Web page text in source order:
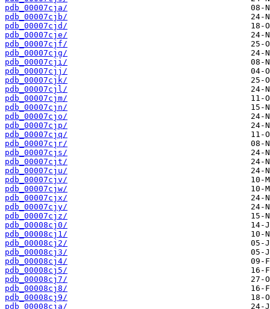
pdb_00007cja/
pdb_00007cjb/
pdb_00007cjd/
pdb_00007cje/
pdb_00007cjf/
pdb_00007cjg/
pdb_00007cji/
pdb_00007cjj/
pdb_00007cjk/
pdb_00007cjl/
pdb_00007cjm/
pdb_00007cjn/
pdb_00007cjo/
pdb_00007cjp/
pdb_00007cjq/
pdb_00007cjr/
pdb_00007cjs/
pdb_00007cjt/
pdb_00007cju/
pdb_00007cjv/
pdb_00007cjw/
pdb_00007cjx/
pdb_00007cjy/
pdb_00007cjz/
pdb_00008cj0/
pdb_00008cj1/
pdb_00008cj2/
pdb_00008cj3/
pdb_00008cj4/
pdb_00008cj5/
pdb_00008cj7/
pdb_00008cj8/
pdb_00008cj9/
pdb_00008cja/